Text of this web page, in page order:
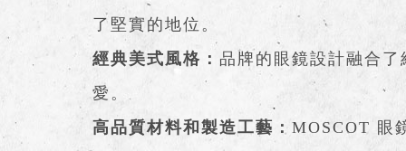
了堅實的地位。
經典美式風格： 品牌的眼鏡設計融合
愛。
高品質材料和製造工藝：MOSCOT 眼